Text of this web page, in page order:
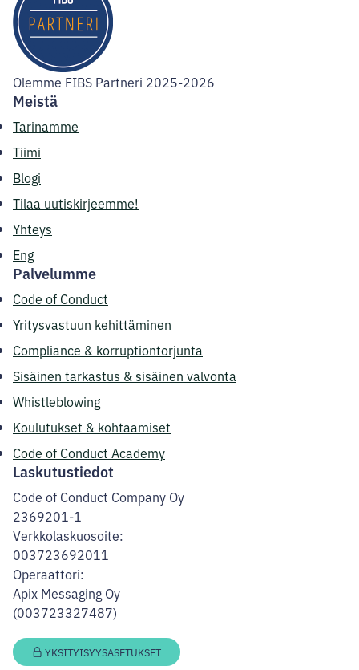
Olemme FIBS Partneri 2025-2026
Meistä
Tarinamme
Tiimi
Blogi
Tilaa uutiskirjeemme!
Yhteys
Eng
Palvelumme
Code of Conduct
Yritysvastuun kehittäminen
Compliance & korruptiontorjunta
Sisäinen tarkastus & sisäinen valvonta
Whistleblowing
Koulutukset & kohtaamiset
Code of Conduct Academy
Laskutustiedot
Code of Conduct Company Oy
2369201-1
Verkkolaskuosoite:
003723692011
Operaattori:
Apix Messaging Oy
(003723327487)
YKSITYISYYSASETUKSET